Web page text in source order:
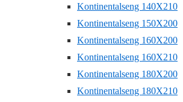
Kontinentalseng 140X210
Kontinentalseng 150X200
Kontinentalseng 160X200
Kontinentalseng 160X210
Kontinentalseng 180X200
Kontinentalseng 180X210